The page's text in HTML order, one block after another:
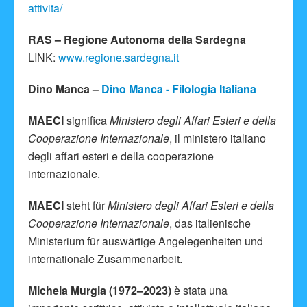
attivita/
RAS – Regione Autonoma della Sardegna
LINK: www.regione.sardegna.it
Dino Manca – Dino Manca - Filologia Italiana
MAECIsignificaMinistero degli Affari Esteri e della
Cooperazione Internazionale, il ministero italiano
degli affari esteri e della cooperazione
internazionale.
MAECIsteht fürMinistero degli Affari Esteri e della
Cooperazione Internazionale, das italienische
Ministerium für auswärtige Angelegenheiten und
internationale Zusammenarbeit.
Michela Murgia (1972–2023)è stata una